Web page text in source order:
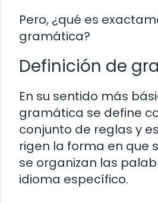
Pero, ¿qué es
gramática?
Definición de
En su sentido más
gramática se define
conjunto de reglas y
rigen la forma en que
se organizan las
idioma específico.